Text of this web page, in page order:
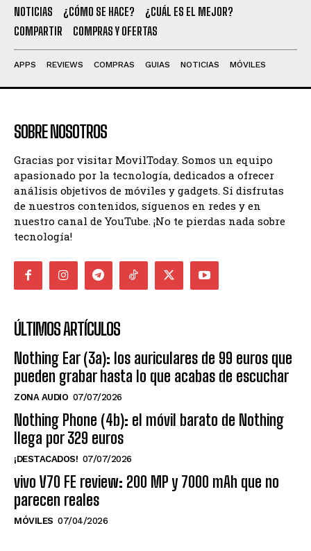
NOTICIAS ¿CÓMO SE HACE?
¿CUÁL ES EL MEJOR?
COMPARTIR
COMPRAS Y OFERTAS
APPS REVIEWS COMPRAS GUIAS NOTICIAS MÓVILES
SOBRE NOSOTROS
Gracias por visitar MovilToday. Somos un equipo
apasionado por la tecnología, dedicados a ofrecer
análisis objetivos de móviles y gadgets. Si disfrutas
de nuestros contenidos, síguenos en redes y en
nuestro canal de YouTube. ¡No te pierdas nada sobre
tecnología!
ÚLTIMOS ARTÍCULOS
Nothing Ear (3a): los auriculares de 99 euros que
pueden grabar hasta lo que acabas de escuchar
ZONA AUDIO 07/07/2026
Nothing Phone (4b): el móvil barato de Nothing
llega por 329 euros
¡DESTACADOS! 07/07/2026
vivo V70 FE review: 200 MP y 7000 mAh que no
parecen reales
MÓVILES 07/04/2026